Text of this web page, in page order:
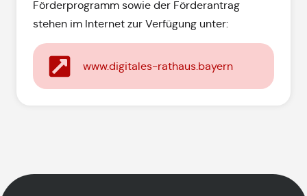
Förderprogramm sowie der Förderantrag
stehen im Internet zur Verfügung unter:
www.digitales-rathaus.bayern